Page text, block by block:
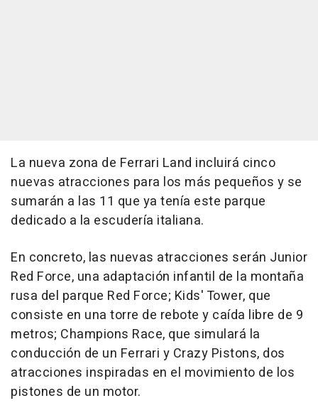
La nueva zona de Ferrari Land incluirá cinco
nuevas atracciones para los más pequeños y se
sumarán a las 11 que ya tenía este parque
dedicado a la escudería italiana.
En concreto, las nuevas atracciones serán Junior
Red Force, una adaptación infantil de la montaña
rusa del parque Red Force; Kids' Tower, que
consiste en una torre de rebote y caída libre de 9
metros; Champions Race, que simulará la
conducción de un Ferrari y Crazy Pistons, dos
atracciones inspiradas en el movimiento de los
pistones de un motor.